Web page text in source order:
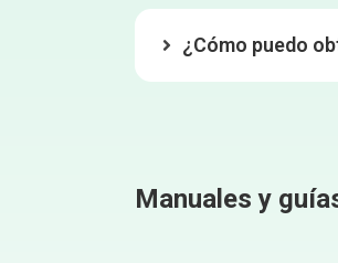
¿Cómo puedo
Manuales y